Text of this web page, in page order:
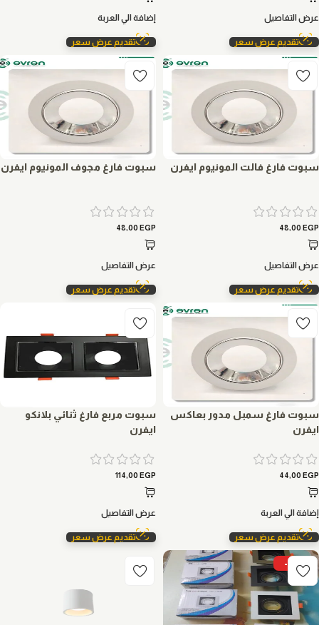
عرض التفاصيل
تقديم عرض سعر
إضافة الي العربة
تقديم عرض سعر
سبوت فارغ فالت المونيوم ايفرن
48,00 EGP
عرض التفاصيل
تقديم عرض سعر
سبوت فارغ مجوف المونيوم ايفرن
48,00 EGP
عرض التفاصيل
تقديم عرض سعر
سبوت فارغ سمبل مدور بعاكس
ايفرن
44,00 EGP
إضافة الي العربة
تقديم عرض سعر
سبوت مربع فارغ ثنائي بلانكو
ايفرن
114,00 EGP
عرض التفاصيل
تقديم عرض سعر
-6%